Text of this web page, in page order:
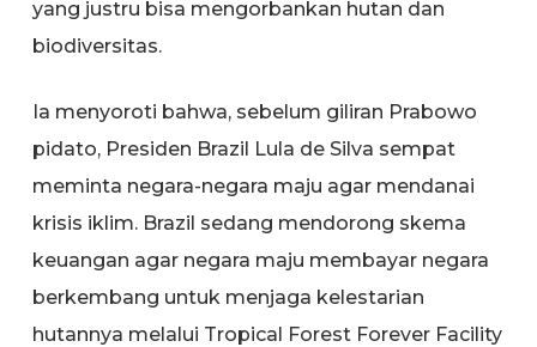
yang justru bisa mengorbankan hutan dan
biodiversitas.
Ia menyoroti bahwa, sebelum giliran Prabowo
pidato, Presiden Brazil Lula de Silva sempat
meminta negara-negara maju agar mendanai
krisis iklim. Brazil sedang mendorong skema
keuangan agar negara maju membayar negara
berkembang untuk menjaga kelestarian
hutannya melalui Tropical Forest Forever Facility